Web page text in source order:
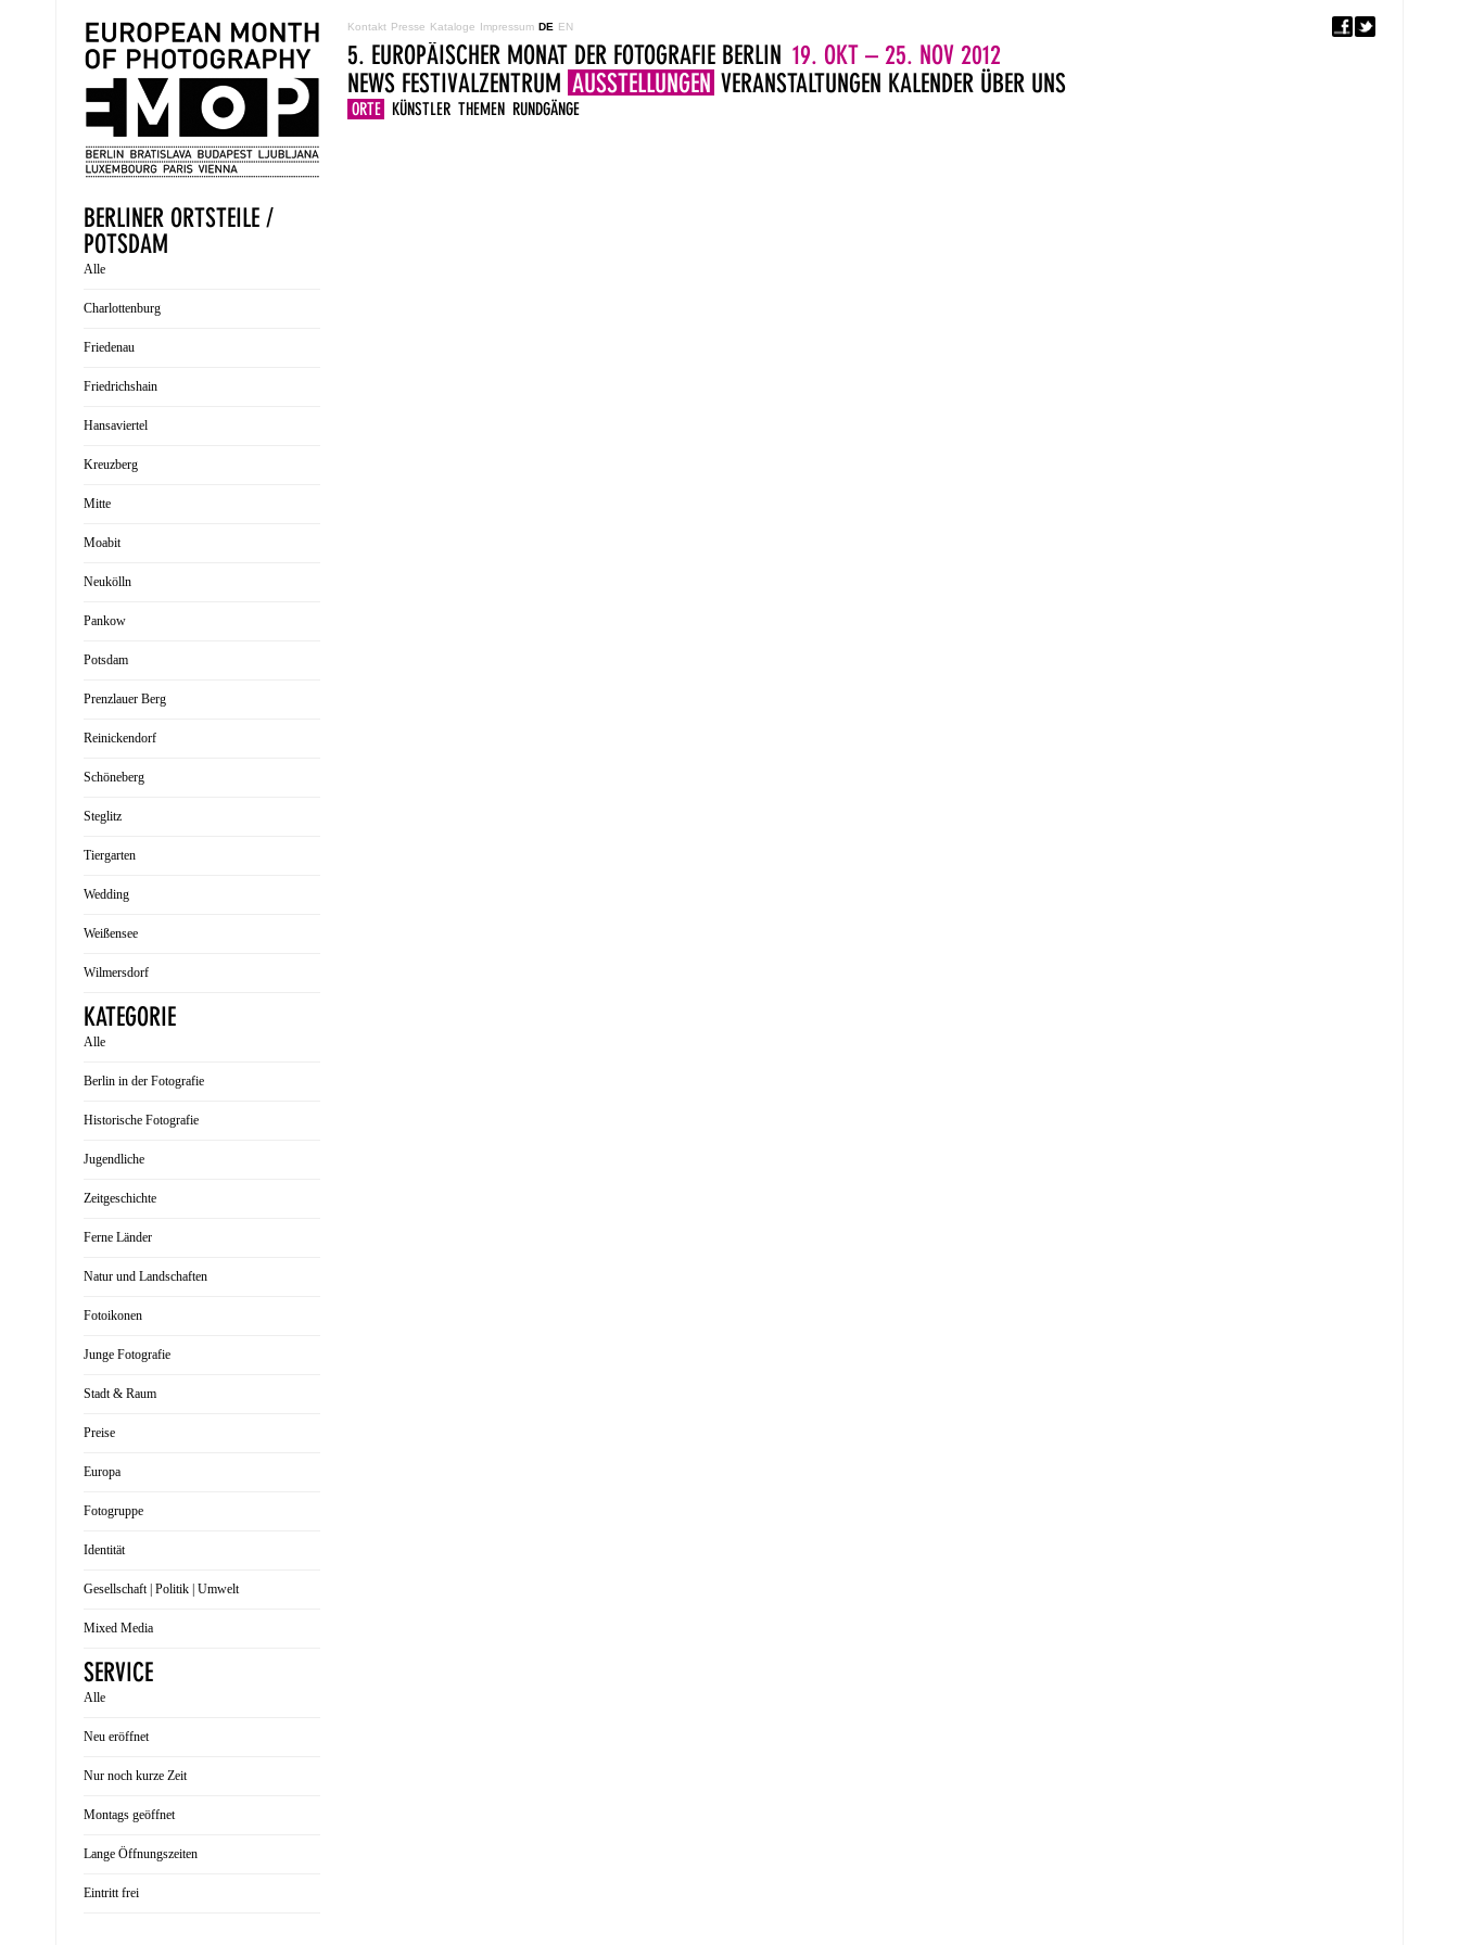
Kontakt Presse Kataloge Impressum DE EN 5. EUROPÄISCHER
5. EUROPÄISCHER MONAT DER FOTOGRAFIE BERLIN 19. OKT – 25. NOV 2012
NEWS FESTIVALZENTRUM AUSSTELLUNGEN
ORTE KÜNSTLER THEMEN RUNDGÄNGE
VERANSTALTUNGEN KALENDER ÜBER UNS
BERLINER ORTSTEILE /
POTSDAM
Alle
Charlottenburg
Friedenau
Friedrichshain
Hansaviertel
Kreuzberg
Mitte
Moabit
Neukölln
Pankow
Potsdam
Prenzlauer Berg
Reinickendorf
Schöneberg
Steglitz
Tiergarten
Wedding
Weißensee
Wilmersdorf
KATEGORIE
Alle
Berlin in der Fotografie
Historische Fotografie
Jugendliche
Zeitgeschichte
Ferne Länder
Natur und Landschaften
Fotoikonen
Junge Fotografie
Stadt & Raum
Preise
Europa
Fotogruppe
Identität
Gesellschaft | Politik | Umwelt
Mixed Media
SERVICE
Alle
Neu eröffnet
Nur noch kurze Zeit
Montags geöffnet
Lange Öffnungszeiten
Eintritt frei